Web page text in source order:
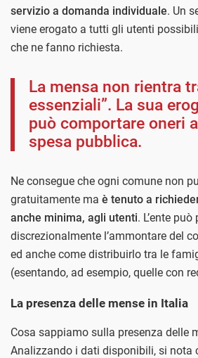
servizio a domanda individuale. Un
viene erogato a tutti gli utenti
che ne fanno richiesta.
La mensa non rientra
essenziali”. La sua
può comportare oneri
spesa pubblica.
Ne consegue che ogni comune non
gratuitamente ma è tenuto a
anche minima, agli utenti. L’ente
discrezionalmente l’ammontare del
ed anche come distribuirlo tra le
(esentando, ad esempio, quelle con
La presenza delle mense in Italia
Cosa sappiamo sulla presenza delle
Analizzando i dati disponibili, si nota